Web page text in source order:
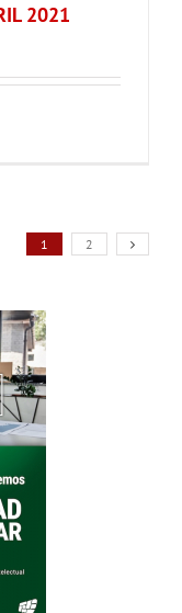
2021
1 2